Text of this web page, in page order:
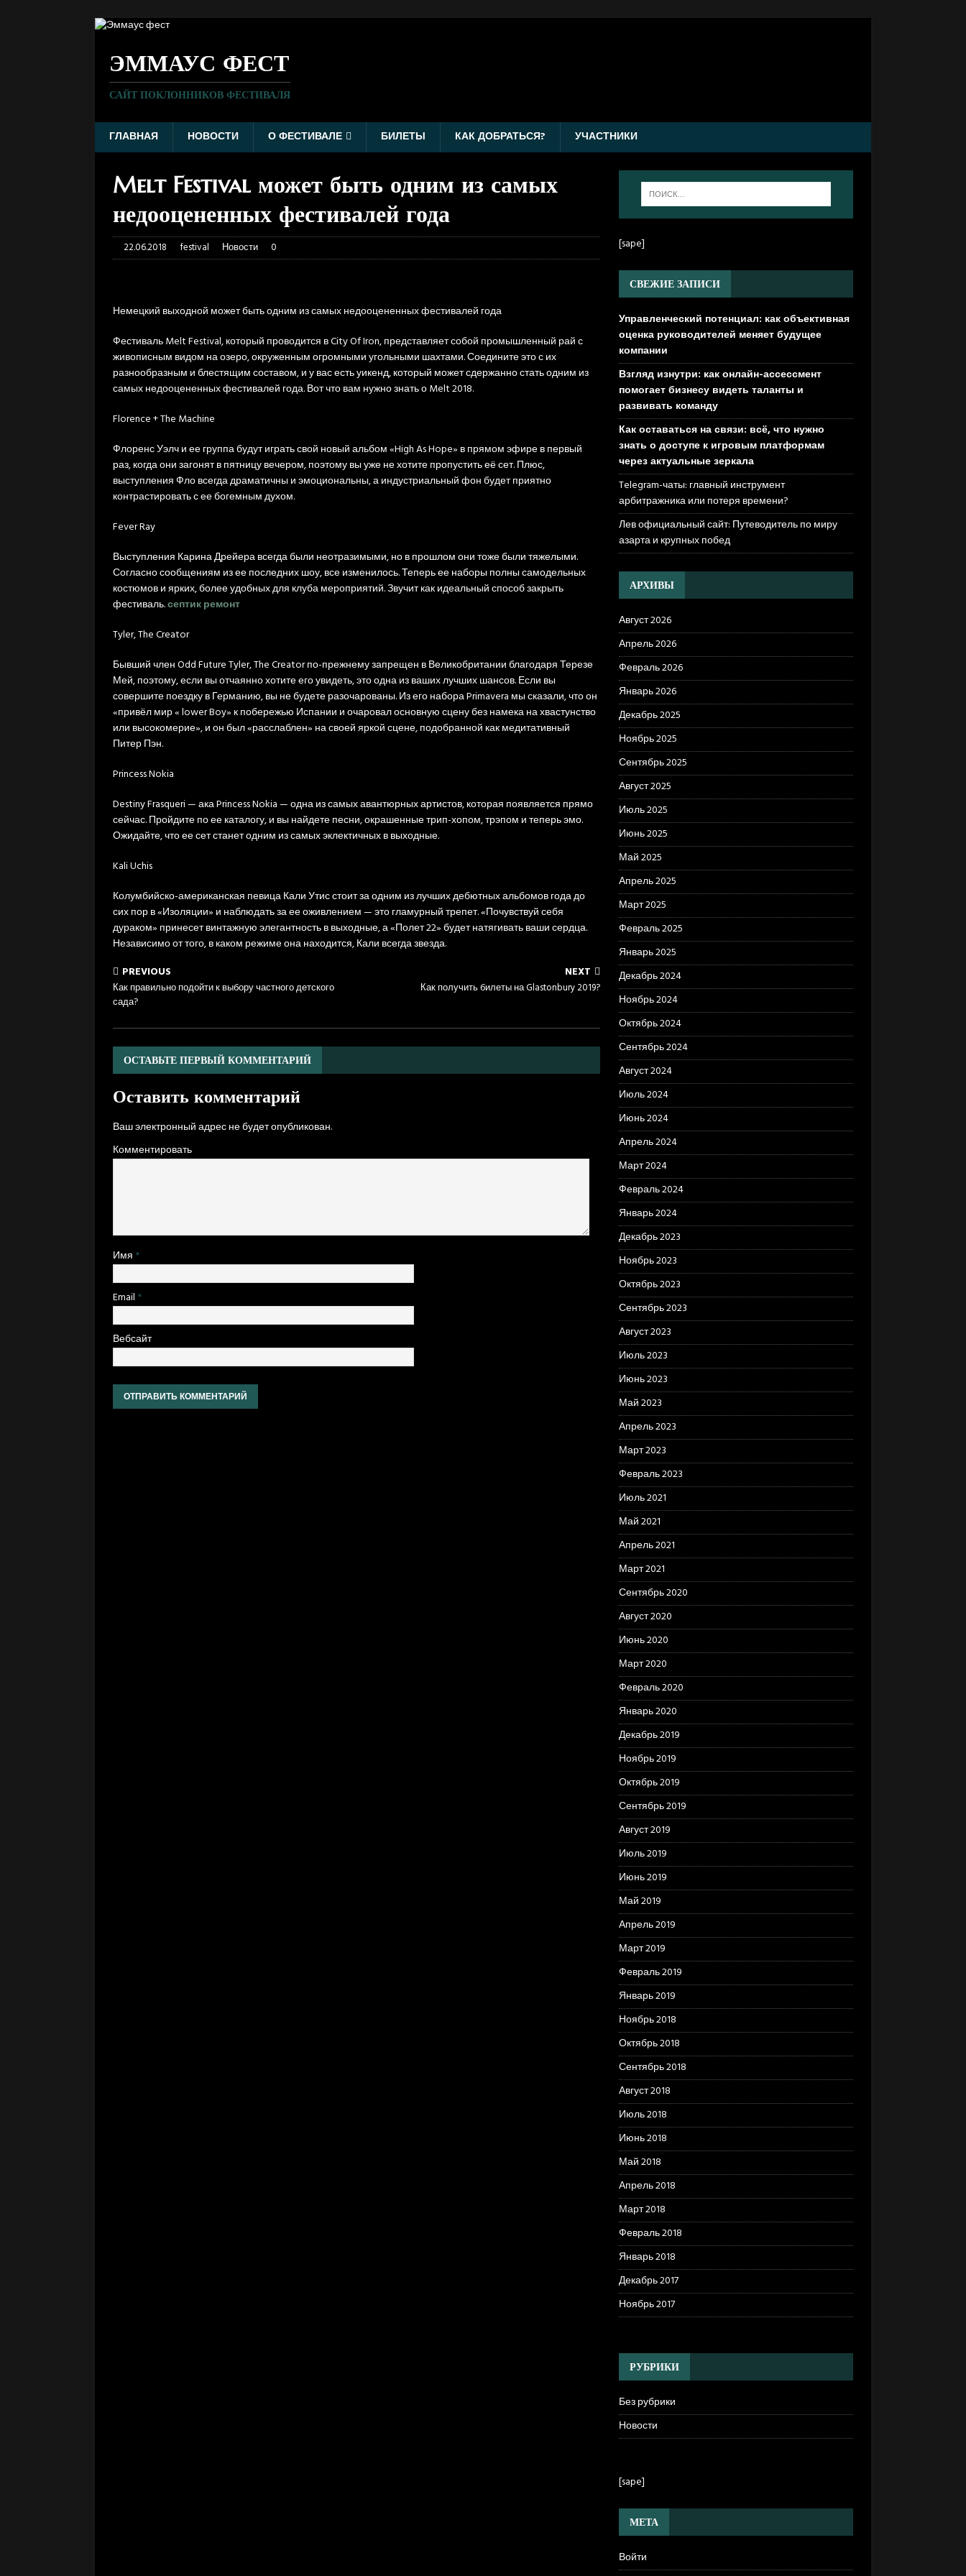
ЭММАУС ФЕСТ
САЙТ ПОКЛОННИКОВ ФЕСТИВАЛЯ
ГЛАВНАЯ НОВОСТИ О ФЕСТИВАЛЕ БИЛЕТЫ КАК ДОБРАТЬСЯ? УЧАСТНИКИ
Melt Festival может быть одним из самых
недооцененных фестивалей года
22.06.2018 festival Новости 0
Немецкий выходной может быть одним из самых недооцененных фестивалей года
Фестиваль Melt Festival, который проводится в City Of Iron, представляет собой промышленный рай с
живописным видом на озеро, окруженным огромными угольными шахтами. Соедините это с их
разнообразным и блестящим составом, и у вас есть уикенд, который может сдержанно стать одним из
самых недооцененных фестивалей года. Вот что вам нужно знать о Melt 2018.
Florence + The Machine
Флоренс Уэлч и ее группа будут играть свой новый альбом «High As Hope» в прямом эфире в первый
раз, когда они загонят в пятницу вечером, поэтому вы уже не хотите пропустить её сет. Плюс,
выступления Фло всегда драматичны и эмоциональны, а индустриальный фон будет приятно
контрастировать с ее богемным духом.
Fever Ray
Выступления Карина Дрейера всегда были неотразимыми, но в прошлом они тоже были тяжелыми.
Согласно сообщениям из ее последних шоу, все изменилось. Теперь ее наборы полны самодельных
костюмов и ярких, более удобных для клуба мероприятий. Звучит как идеальный способ закрыть
фестиваль.септик ремонт
Tyler, The Creator
Бывший член Odd Future Tyler, The Creator по-прежнему запрещен в Великобритании благодаря Терезе
Мей, поэтому, если вы отчаянно хотите его увидеть, это одна из ваших лучших шансов. Если вы
совершите поездку в Германию, вы не будете разочарованы. Из его набора Primavera мы сказали, что он
«привёл мир « lower Boy» к побережью Испании и очаровал основную сцену без намека на хвастунство
или высокомерие», и он был «расслаблен» на своей яркой сцене, подобранной как медитативный
Питер Пэн.
Princess Nokia
Destiny Frasqueri — ака Princess Nokia — одна из самых авантюрных артистов, которая появляется прямо
сейчас. Пройдите по ее каталогу, и вы найдете песни, окрашенные трип-хопом, трэпом и теперь эмо.
Ожидайте, что ее сет станет одним из самых эклектичных в выходные.
Kali Uchis
Колумбийско-американская певица Кали Утис стоит за одним из лучших дебютных альбомов года до
сих пор в «Изоляции» и наблюдать за ее оживлением — это гламурный трепет. «Почувствуй себя
дураком» принесет винтажную элегантность в выходные, а «Полет 22» будет натягивать ваши сердца.
Независимо от того, в каком режиме она находится, Кали всегда звезда.
PREVIOUS
Как правильно подойти к выбору частного детского
сада?
NEXT
Как получить билеты на Glastonbury 2019?
ОСТАВЬТЕ ПЕРВЫЙ КОММЕНТАРИЙ
Оставить комментарий
Ваш электронный адрес не будет опубликован.
Комментировать
Имя *
Email *
Вебсайт
[sape]
СВЕЖИЕ ЗАПИСИ
Управленческий потенциал: как объективная
оценка руководителей меняет будущее
компании
Взгляд изнутри: как онлайн-ассессмент
помогает бизнесу видеть таланты и
развивать команду
Как оставаться на связи: всё, что нужно
знать о доступе к игровым платформам
через актуальные зеркала
Telegram-чаты: главный инструмент
арбитражника или потеря времени?
Лев официальный сайт: Путеводитель по миру
азарта и крупных побед
АРХИВЫ
Август 2026
Апрель 2026
Февраль 2026
Январь 2026
Декабрь 2025
Ноябрь 2025
Сентябрь 2025
Август 2025
Июль 2025
Июнь 2025
Май 2025
Апрель 2025
Март 2025
Февраль 2025
Январь 2025
Декабрь 2024
Ноябрь 2024
Октябрь 2024
Сентябрь 2024
Август 2024
Июль 2024
Июнь 2024
Апрель 2024
Март 2024
Февраль 2024
Январь 2024
Декабрь 2023
Ноябрь 2023
Октябрь 2023
Сентябрь 2023
Август 2023
Июль 2023
Июнь 2023
Май 2023
Апрель 2023
Март 2023
Февраль 2023
Июль 2021
Май 2021
Апрель 2021
Март 2021
Сентябрь 2020
Август 2020
Июнь 2020
Март 2020
Февраль 2020
Январь 2020
Декабрь 2019
Ноябрь 2019
Октябрь 2019
Сентябрь 2019
Август 2019
Июль 2019
Июнь 2019
Май 2019
Апрель 2019
Март 2019
Февраль 2019
Январь 2019
Ноябрь 2018
Октябрь 2018
Сентябрь 2018
Август 2018
Июль 2018
Июнь 2018
Май 2018
Апрель 2018
Март 2018
Февраль 2018
Январь 2018
Декабрь 2017
Ноябрь 2017
РУБРИКИ
Без рубрики
Новости
[sape]
МЕТА
Войти